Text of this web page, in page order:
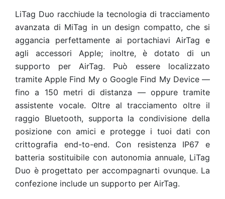
LiTag Duo racchiude la tecnologia di tracciamento
avanzata di MiTag in un design compatto, che si
aggancia perfettamente ai portachiavi AirTag e
agli accessori Apple; inoltre, è dotato di un
supporto per AirTag. Può essere localizzato
tramite Apple Find My o Google Find My Device —
fino a 150 metri di distanza — oppure tramite
assistente vocale. Oltre al tracciamento oltre il
raggio Bluetooth, supporta la condivisione della
posizione con amici e protegge i tuoi dati con
crittografia end-to-end. Con resistenza IP67 e
batteria sostituibile con autonomia annuale, LiTag
Duo è progettato per accompagnarti ovunque. La
confezione include un supporto per AirTag.